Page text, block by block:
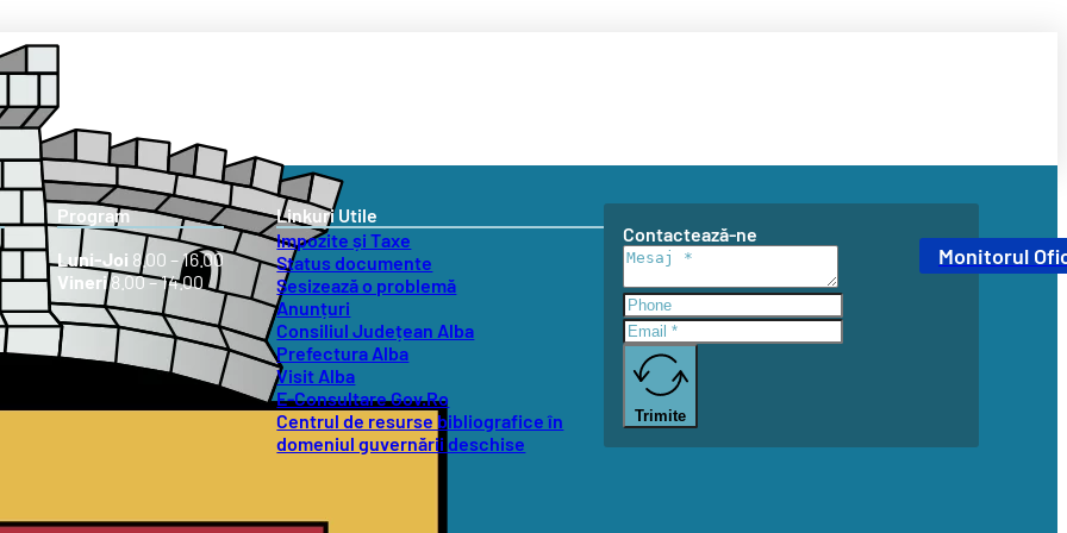
Monitorul
Program
Luni-Joi 8.00 – 16.00
Vineri8.00 – 14.00
Linkuri Utile
Impozite și Taxe
Status documente
Sesizează o problemă
Anunțuri
Consiliul Județean Alba
Prefectura Alba
Visit Alba
E-Consultare Gov.Ro
Centrul de resurse bibliografice în
domeniul guvernării deschise
Contactează-ne
Trimite